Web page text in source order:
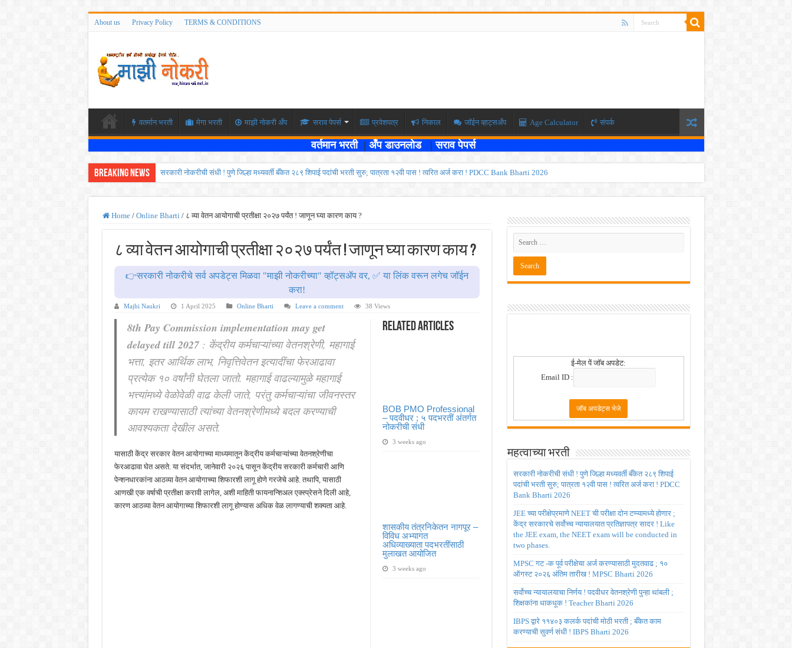
About us Privacy Policy TERMS & CONDITIONS
वतर्मान भरती मेगा भरती माझी नोकरी अँप सराव पेपर्स प्रवेशपत्र निकाल जॉईन व्हाट्सअँप Age Calculator संपर्क
वर्तमान भरती | अँप डाउनलोड |सराव पेपर्स
Breaking News सरकारी नोकरीची संधी ! पुणे जिल्हा मध्यवर्ती बँकेत २८९ शिपाई पदांची भरती सुरु; पात्रता १२वी पास ! त्वरित अर्ज करा ! PDCC Bank Bharti 2026
MPSC गट -क पूर्व परीक्षेचा अर्ज करण्यासाठी मुदतवाढ ; १० ऑगस्ट २०२६ अंतिम तारीख ! MPSC Bharti 2026
IBPS द्वारे ११४०३ कलर्क पदांची मोठी भरती ; बँकेत काम करण्याची सुवर्ण संधी ! IBPS Bharti 2026
महाराष्ट्रात अभियांत्रिकी प्रवेशासाठी तब्बल २ लाख १६ हजार जागा उपलब्ध ! Engineering Admission 2026
खुशखबर ! नागपूर विद्यापीठ मध्ये १३९ सहायक प्राध्यापक पदांची भरती सुरु ! Nagpur University Bharti 2026
आदिवासी विकास विभागातील चौकीदार पदांची परीक्षा आता २८ जुलै ऐवजी २ ऑगस्ट २०२६ ला होणार ! Adivasi vibhag bharti 2026
बँकेत मोठी भरती ! युनियन बँक ऑफ इंडिया मध्ये ३९५ पदांची भरती ! Union Bank of India Bharti 2026
खुशखबर ! रेल्वे मध्ये ४०९८ जुनिअर इंजिनिअर पदांची मोठी भरती ; अर्ज प्रक्रिया सुरु ! Railway 4098 Junior Engineer Posts Bharti 2026
Home / Online Bharti / ८ व्या वेतन आयोगाची प्रतीक्षा २०२७ पर्यंत ! जाणून घ्या कारण काय ?
८ व्या वेतन आयोगाची प्रतीक्षा २०२७ पर्यंत ! जाणून घ्या कारण काय ?
👉सरकारी नोकरीचे सर्व अपडेट्स मिळवा "माझी नोकरीच्या" व्हॉट्सॲप वर, ✅ या लिंक वरून लगेच जॉईन
करा!
Majhi Naukri 1 April 2025 Online Bharti Leave a comment 38 Views
Related Articles
BOB PMO Professional
– पदवीधर ; ५ पदभरतीं अंतर्गत
नोकरीची संधी
3 weeks ago
शासकीय तंत्रनिकेतन नागपूर –
विविध अभ्यागत
अधिव्याख्याता पदभरतींसाठी
मुलाखत आयोजित
3 weeks ago
8th Pay Commission implementation may get
delayed till 2027: केंद्रीय कर्मचाऱ्यांच्या वेतनश्रेणी, महागाई
भत्ता, इतर आर्थिक लाभ, निवृत्तिवेतन इत्यादींचा फेरआढावा
प्रत्येक १० वर्षांनी घेतला जातो. महागाई वाढल्यामुळे महागाई
भत्त्यांमध्ये वेळोवेळी वाढ केली जाते, परंतु कर्मचाऱ्यांचा जीवनस्तर
कायम राखण्यासाठी त्यांच्या वेतनश्रेणीमध्ये बदल करण्याची
आवश्यकता देखील असते.
यासाठी केंद्र सरकार वेतन आयोगाच्या माध्यमातून केंद्रीय कर्मचाऱ्यांच्या वेतनश्रेणीचा
फेरआढावा घेत असते. या संदर्भात, जानेवारी २०२६ पासून केंद्रीय सरकारी कर्मचारी आणि
पेन्शनधारकांना आठव्या वेतन आयोगाच्या शिफारशी लागू होणे गरजेचे आहे. तथापि, यासाठी
आणखी एक वर्षाची प्रतीक्षा करावी लागेल, अशी माहिती फायनान्शिअल एक्स्प्रेसने दिली आहे,
कारण आठव्या वेतन आयोगाच्या शिफारशी लागू होण्यास अधिक वेळ लागण्याची शक्यता आहे.
ई-मेल पें जॉब अपडेट:
Email ID :
महत्वाच्या भरती
सरकारी नोकरीची संधी ! पुणे जिल्हा मध्यवर्ती बँकेत २८९ शिपाई
पदांची भरती सुरु; पात्रता १२वी पास ! त्वरित अर्ज करा ! PDCC
Bank Bharti 2026
JEE च्या परीक्षेप्रमाणे NEET ची परीक्षा दोन टप्प्यामध्ये होणार ;
केंद्र सरकारचे सर्वोच्च न्यायालयात प्रतिज्ञापत्र सादर ! Like
the JEE exam, the NEET exam will be conducted in
two phases.
MPSC गट -क पूर्व परीक्षेचा अर्ज करण्यासाठी मुदतवाढ ; १०
ऑगस्ट २०२६ अंतिम तारीख ! MPSC Bharti 2026
सर्वोच्च न्यायालयाचा निर्णय ! पदवीधर वेतनश्रेणी पुन्हा थांबली ;
शिक्षकांना धाकधूक ! Teacher Bharti 2026
IBPS द्वारे ११४०३ कलर्क पदांची मोठी भरती ; बँकेत काम
करण्याची सुवर्ण संधी ! IBPS Bharti 2026